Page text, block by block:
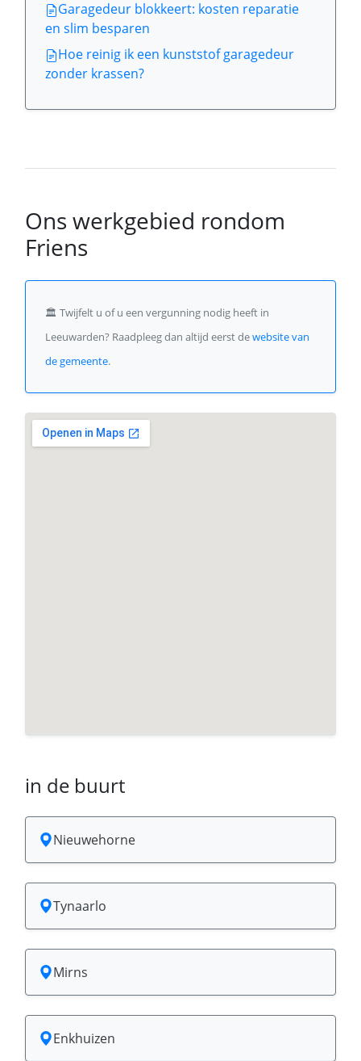
Garagedeur blokkeert: kosten reparatie
en slim besparen
Hoe reinig ik een kunststof garagedeur
zonder krassen?
Ons werkgebied rondom
Friens
🏛️ Twijfelt u of u een vergunning nodig heeft in
Leeuwarden? Raadpleeg dan altijd eerst dewebsite van
de gemeente.
in de buurt
Nieuwehorne
Tynaarlo
Mirns
Enkhuizen